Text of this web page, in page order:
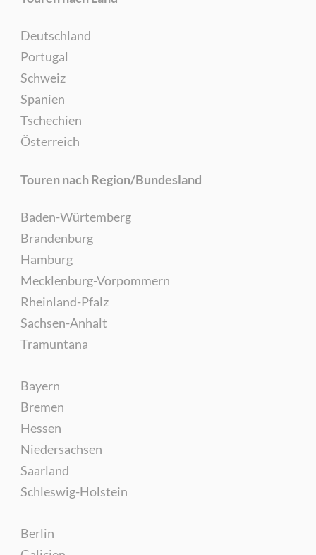
Deutschland
Portugal
Schweiz
Spanien
Tschechien
Österreich
Touren nach Region/Bundesland
Baden-Würtemberg
Brandenburg
Hamburg
Mecklenburg-Vorpommern
Rheinland-Pfalz
Sachsen-Anhalt
Tramuntana
Bayern
Bremen
Hessen
Niedersachsen
Saarland
Schleswig-Holstein
Berlin